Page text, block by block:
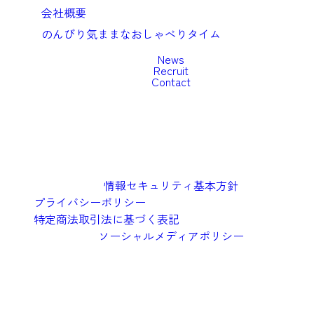
会社概要
のんびり気ままなおしゃべりタイム
News
Recruit
Contact
情報セキュリティ基本方針
プライバシーポリシー
特定商法取引法に基づく表記
ソーシャルメディアポリシー